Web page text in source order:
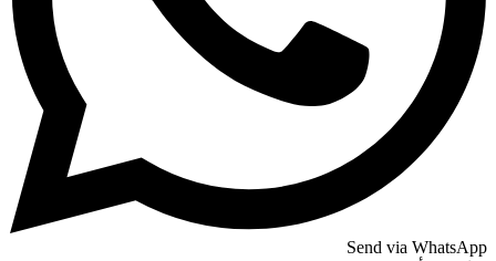
Send via WhatsApp